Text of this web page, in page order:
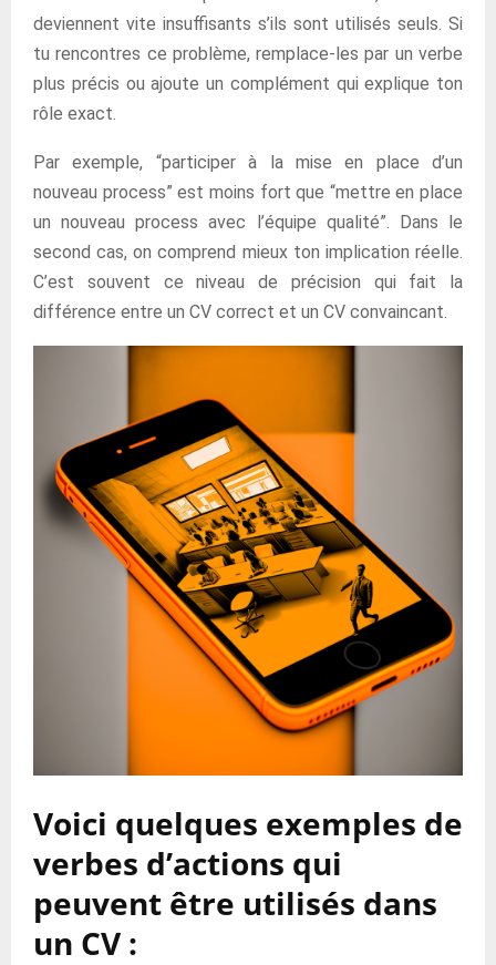
deviennent vite insuffisants s’ils sont utilisés seuls. Si
tu rencontres ce problème, remplace-les par un verbe
plus précis ou ajoute un complément qui explique ton
rôle exact.
Par exemple, “participer à la mise en place d’un
nouveau process” est moins fort que “mettre en place
un nouveau process avec l’équipe qualité”. Dans le
second cas, on comprend mieux ton implication réelle.
C’est souvent ce niveau de précision qui fait la
différence entre un CV correct et un CV convaincant.
Voici quelques exemples de
verbes d’actions qui
peuvent être utilisés dans
un CV :